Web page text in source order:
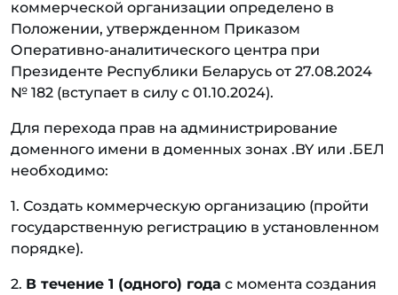
коммерческой организации определено в
Положении, утвержденном Приказом
Оперативно-аналитического центра при
Президенте Республики Беларусь от 27.08.2024
№ 182 (вступает в силу с 01.10.2024).
Для перехода прав на администрирование
доменного имени в доменных зонах .BY или .БЕЛ
необходимо:
1. Создать коммерческую организацию (пройти
государственную регистрацию в установленном
порядке).
2. В течение 1 (одного) года с момента создания